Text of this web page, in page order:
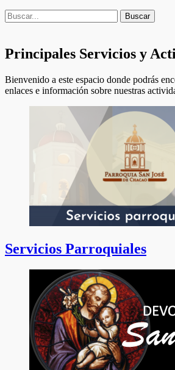
Buscar
Buscar:
Principales Servicios y
Bienvenido a este espacio donde podrás
enlaces e información sobre nuestras
Servicios Parroquiales